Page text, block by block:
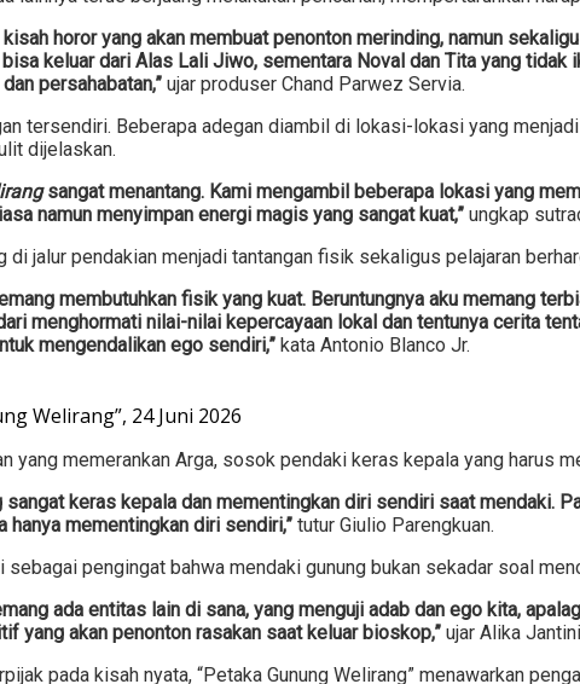
horor yang akan membuat penonton merinding, namun
bisa keluar dari Alas Lali Jiwo, sementara Noval dan Tita yang
persahabatan,” ujar produser Chand Parwez Servia.
tersendiri. Beberapa adegan diambil di lokasi-lokasi yang
dijelaskan.
sangat menantang. Kami mengambil beberapa lokasi yang
namun menyimpan energi magis yang sangat kuat,” ungkap
di jalur pendakian menjadi tantangan fisik sekaligus pelajaran
membutuhkan fisik yang kuat. Beruntungnya aku memang
menghormati nilai-nilai kepercayaan lokal dan tentunya cerita
mengendalikan ego sendiri,” kata Antonio Blanco Jr.
Welirang”, 24 Juni 2026
yang memerankan Arga, sosok pendaki keras kepala yang harus
sangat keras kepala dan mementingkan diri sendiri saat mendaki.
mementingkan diri sendiri,” tutur Giulio Parengkuan.
pengingat bahwa mendaki gunung bukan sekadar soal
ada entitas lain di sana, yang menguji adab dan ego kita,
yang akan penonton rasakan saat keluar bioskop,” ujar Alika
pada kisah nyata, “Petaka Gunung Welirang” menawarkan